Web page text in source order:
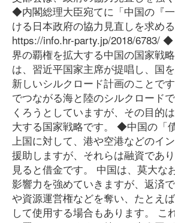
◆内閣総理大臣宛てに「中国の『
ける日本政府の協力見直しを求め
https://info.hr-party.jp/2018/6783/
界の覇権を拡大する中国の国家戦略
は、習近平国家主席が提唱し、国
新しいシルクロード計画のことで
でつながる海と陸のシルクロード
くろうとしていますが、その目的
大する国家戦略です。 ◆中国の「
上国に対して、港や空港などのイ
援助しますが、それらは融資であ
見ると借金です。 中国は、莫大な
影響力を強めていきますが、返済
や資源運営権などを奪い、たとえ
して使用する場合もあります。 こ